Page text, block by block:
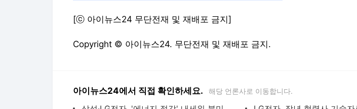
[ⓒ 아이뉴스24 무단전재 및 재배포 금지]
Copyright © 아이뉴스24. 무단전재 및 재배포 금지.
아이뉴스24에서 직접 확인하세요. 해당 언론사로 이동합니다.